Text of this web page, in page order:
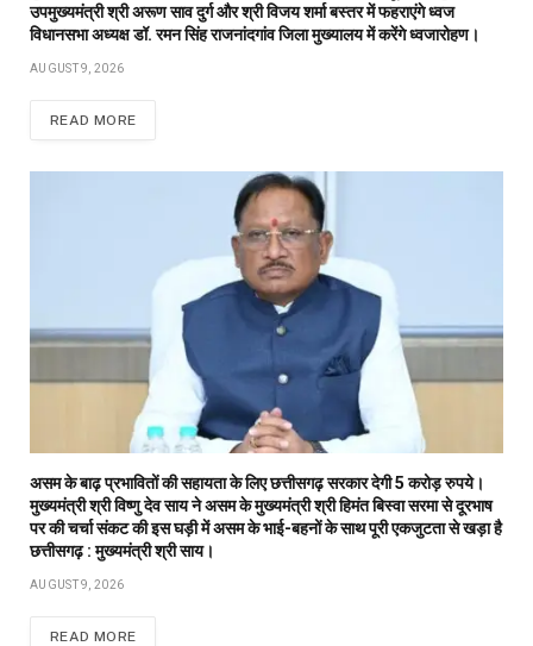
उपमुख्यमंत्री श्री अरूण साव दुर्ग और श्री विजय शर्मा बस्तर में फहराएंगे ध्वज
विधानसभा अध्यक्ष डॉ. रमन सिंह राजनांदगांव जिला मुख्यालय में करेंगे ध्वजारोहण।
AUGUST 9, 2026
READ MORE
असम के बाढ़ प्रभावितों की सहायता के लिए छत्तीसगढ़ सरकार देगी 5 करोड़ रुपये।
मुख्यमंत्री श्री विष्णु देव साय ने असम के मुख्यमंत्री श्री हिमंत बिस्वा सरमा से दूरभाष
पर की चर्चा संकट की इस घड़ी में असम के भाई-बहनों के साथ पूरी एकजुटता से खड़ा है
छत्तीसगढ़ : मुख्यमंत्री श्री साय।
AUGUST 9, 2026
READ MORE